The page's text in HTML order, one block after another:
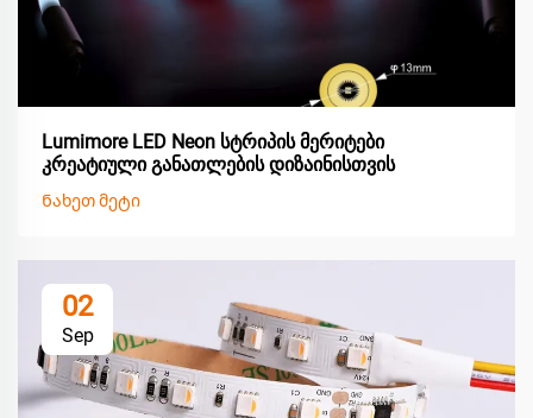
Lumimore LED Neon სტრიპის მერიტები
კრეატიული განათლების დიზაინისთვის
Ნახეთ მეტი
02
Sep